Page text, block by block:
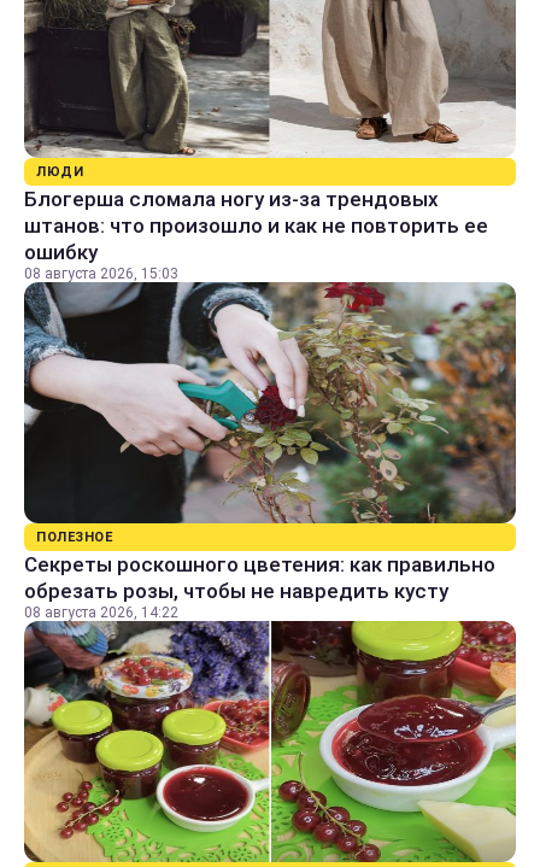
ЛЮДИ
Блогерша сломала ногу из-за трендовых
штанов: что произошло и как не повторить ее
ошибку
08 августа 2026, 15:03
ПОЛЕЗНОЕ
Секреты роскошного цветения: как правильно
обрезать розы, чтобы не навредить кусту
08 августа 2026, 14:22